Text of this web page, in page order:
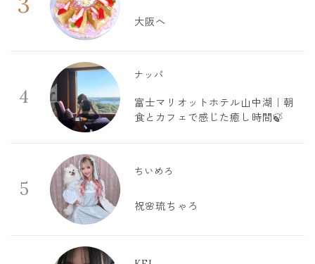
大阪へ
4
ナッパ
富士マリオットホテル山中湖｜朝
食とカフェで感じた癒し時間🍃
5
ちいめろ
祝🌸琉ちゃろ